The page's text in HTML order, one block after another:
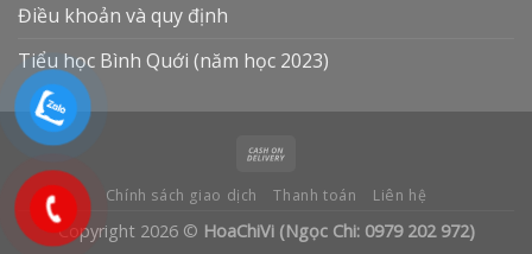
Điều khoản và quy định
Tiểu học Bình Quới (năm học 2023)
Chính sách giao dịch Thanh toán Liên hệ
Copyright 2026 © HoaChiVi (Ngọc Chi: 0979 202 972)